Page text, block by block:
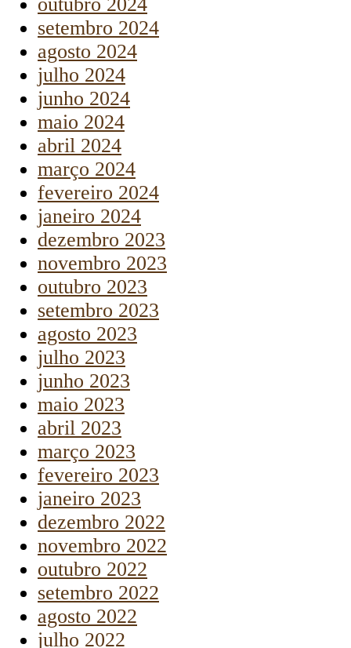
setembro 2024
agosto 2024
julho 2024
junho 2024
maio 2024
abril 2024
março 2024
fevereiro 2024
janeiro 2024
dezembro 2023
novembro 2023
outubro 2023
setembro 2023
agosto 2023
julho 2023
junho 2023
maio 2023
abril 2023
março 2023
fevereiro 2023
janeiro 2023
dezembro 2022
novembro 2022
outubro 2022
setembro 2022
agosto 2022
julho 2022